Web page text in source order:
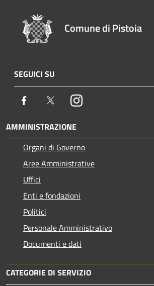
Comune di Pistoia
SEGUICI SU
Facebook TwitterInstagram
AMMINISTRAZIONE
Organi di Governo
Aree Amministrative
Uffici
Enti e fondazioni
Politici
Personale Amministrativo
Documenti e dati
CATEGORIE DI SERVIZIO